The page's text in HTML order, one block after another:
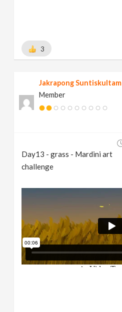
3
Jakrapong Suntiskultam
Member
Day13 - grass - Mardini art
challenge